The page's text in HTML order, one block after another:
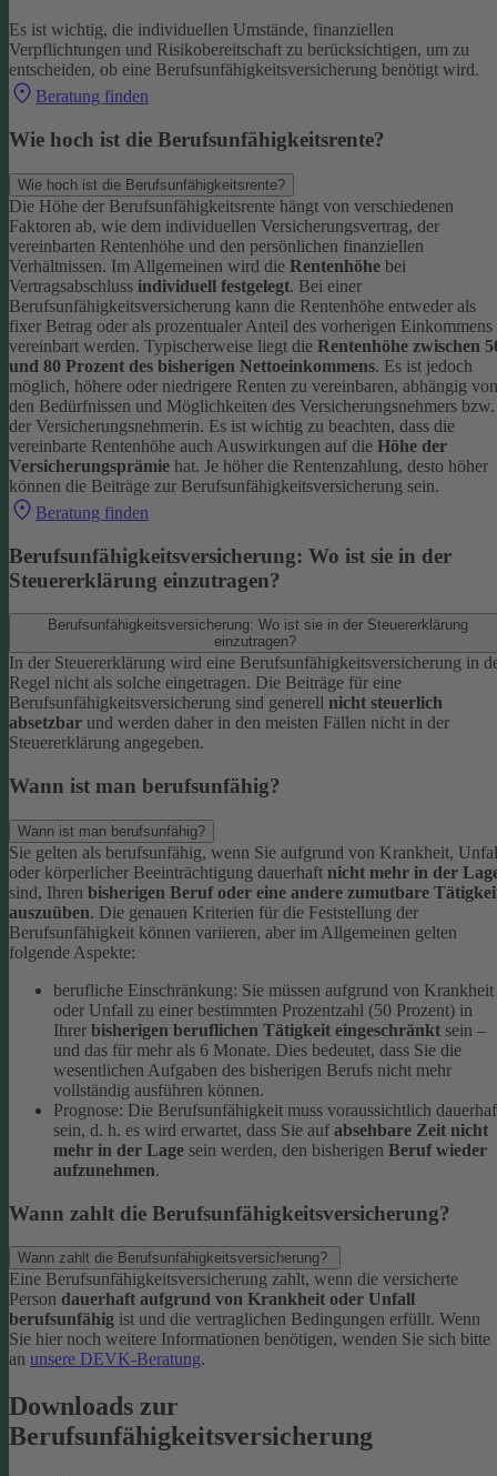
Es ist wichtig, die individuellen Umstände, finanziellen
Verpflichtungen und Risikobereitschaft zu berücksichtigen, um zu
entscheiden, ob eine Berufsunfähigkeitsversicherung benötigt wird.
Beratung finden
Wie hoch ist die Berufsunfähigkeitsrente?
Wie hoch ist die Berufsunfähigkeitsrente?
Die Höhe der Berufsunfähigkeitsrente hängt von verschiedenen
Faktoren ab, wie dem individuellen Versicherungsvertrag, der
vereinbarten Rentenhöhe und den persönlichen finanziellen
Verhältnissen. Im Allgemeinen wird die Rentenhöhe bei
Vertragsabschluss individuell festgelegt. Bei einer
Berufsunfähigkeitsversicherung kann die Rentenhöhe entweder als
fixer Betrag oder als prozentualer Anteil des vorherigen Einkommens
vereinbart werden. Typischerweise liegt die Rentenhöhe zwischen
und 80 Prozent des bisherigen Nettoeinkommens. Es ist jedoch
möglich, höhere oder niedrigere Renten zu vereinbaren, abhängig von
den Bedürfnissen und Möglichkeiten des Versicherungsnehmers bzw.
der Versicherungsnehmerin. Es ist wichtig zu beachten, dass die
vereinbarte Rentenhöhe auch Auswirkungen auf die Höhe der
Versicherungsprämie hat. Je höher die Rentenzahlung, desto höher
können die Beiträge zur Berufsunfähigkeitsversicherung sein.
Beratung finden
Berufsunfähigkeitsversicherung: Wo ist sie in der
Steuererklärung einzutragen?
Berufsunfähigkeitsversicherung: Wo ist sie in der Steuererklärung
einzutragen?
In der Steuererklärung wird eine Berufsunfähigkeitsversicherung in
Regel nicht als solche eingetragen. Die Beiträge für eine
Berufsunfähigkeitsversicherung sind generell nicht steuerlich
absetzbar und werden daher in den meisten Fällen nicht in der
Steuererklärung angegeben.
Wann ist man berufsunfähig?
Wann ist man berufsunfähig?
Sie gelten als berufsunfähig, wenn Sie aufgrund von Krankheit,
oder körperlicher Beeinträchtigung dauerhaft nicht mehr in der
sind, Ihren bisherigen Beruf oder eine andere zumutbare
auszuüben. Die genauen Kriterien für die Feststellung der
Berufsunfähigkeit können variieren, aber im Allgemeinen gelten
folgende Aspekte:
berufliche Einschränkung: Sie müssen aufgrund von Krankheit
oder Unfall zu einer bestimmten Prozentzahl (50 Prozent) in
Ihrer bisherigen beruflichen Tätigkeit eingeschränkt sein –
und das für mehr als 6 Monate. Dies bedeutet, dass Sie die
wesentlichen Aufgaben des bisherigen Berufs nicht mehr
vollständig ausführen können.
Prognose: Die Berufsunfähigkeit muss voraussichtlich
sein, d. h. es wird erwartet, dass Sie auf absehbare Zeit nicht
mehr in der Lage sein werden, den bisherigen Beruf wieder
aufzunehmen.
Wann zahlt die Berufsunfähigkeitsversicherung?
Wann zahlt die Berufsunfähigkeitsversicherung?
Eine Berufsunfähigkeitsversicherung zahlt, wenn die versicherte
Person dauerhaft aufgrund von Krankheit oder Unfall
berufsunfähig ist und die vertraglichen Bedingungen erfüllt. Wenn
Sie hier noch weitere Informationen benötigen, wenden Sie sich bitte
an unsere DEVK-Beratung.
Downloads zur
Berufsunfähigkeitsversicherung